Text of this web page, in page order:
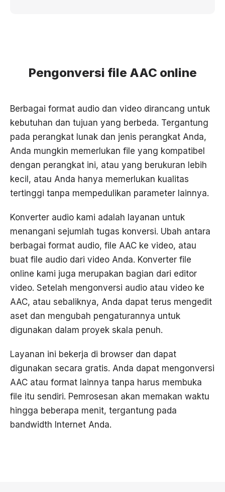
Pengonversi file AAC online
Berbagai format audio dan video dirancang untuk
kebutuhan dan tujuan yang berbeda. Tergantung
pada perangkat lunak dan jenis perangkat Anda,
Anda mungkin memerlukan file yang kompatibel
dengan perangkat ini, atau yang berukuran lebih
kecil, atau Anda hanya memerlukan kualitas
tertinggi tanpa mempedulikan parameter lainnya.
Konverter audio kami adalah layanan untuk
menangani sejumlah tugas konversi. Ubah antara
berbagai format audio, file AAC ke video, atau
buat file audio dari video Anda. Konverter file
online kami juga merupakan bagian dari editor
video. Setelah mengonversi audio atau video ke
AAC, atau sebaliknya, Anda dapat terus mengedit
aset dan mengubah pengaturannya untuk
digunakan dalam proyek skala penuh.
Layanan ini bekerja di browser dan dapat
digunakan secara gratis. Anda dapat mengonversi
AAC atau format lainnya tanpa harus membuka
file itu sendiri. Pemrosesan akan memakan waktu
hingga beberapa menit, tergantung pada
bandwidth Internet Anda.